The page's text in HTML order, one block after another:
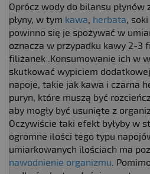
Oprócz wody do bilansu
płyny, w tym kawa, herbata,
powinno się je spożywać w
oznacza w przypadku kawy 2-3
filiżanek .Konsumowanie ich w
skutkować wypiciem
napoje, takie jak kawa i czarna
puryn, które muszą być
aby mogły być usunięte z
Oczywiście taki efekt byłyby w
ogromne ilości tego typu
umiarkowanych ilościach ma
nawodnienie organizmu.